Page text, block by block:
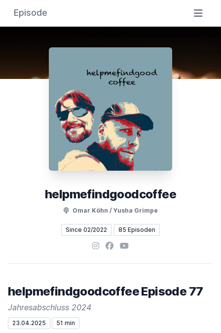
Episode
helpmefindgoodcoffee
Omar Köhn / Yusha Grimpe
Since 02/2022 85 Episoden
Instagram
Facebook
YouTube
helpmefindgoodcoffee Episode 77
Jahresabschluss 2024
23.04.2025 51 min